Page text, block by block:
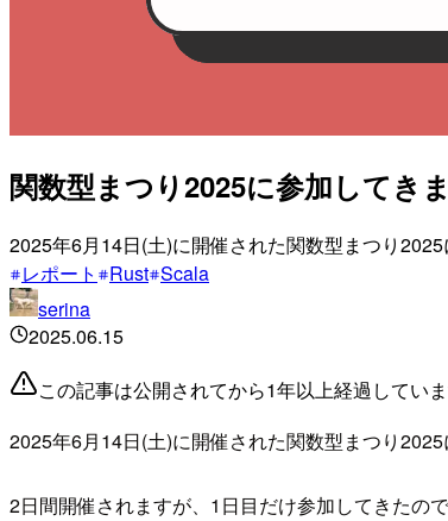
関数型まつり2025に参加してき
2025年6月14日(土)に開催された関数型まつり
レポート
Rust Scala
serina
2025.06.15
この記事は公開されてから1年以上経過してい
2025年6月14日(土)に開催された関数型まつり2025
2日間開催されますが、1日目だけ参加してきたの